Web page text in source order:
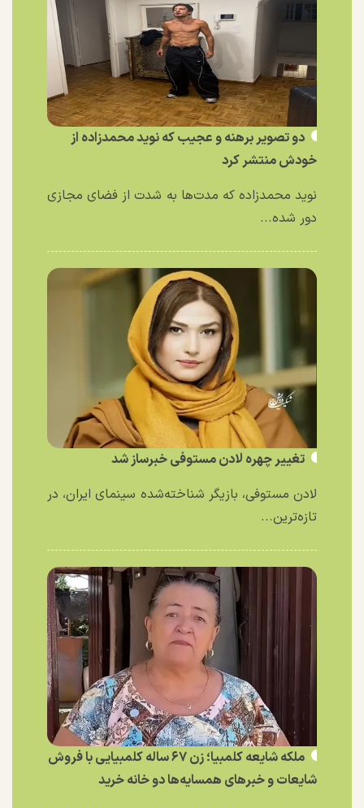
دو تصویر برهنه و عجیب که نوید محمدزاده از
خودش منتشر کرد
نوید محمدزاده که مدت‌ها به شدت از فضای مجازی
دور شده...
تغییر چهره لادن مستوفی خبرساز شد
لادن مستوفی، بازیگر شناخته‌شده سینمای ایران، در
تازه‌ترین...
ملکه شایعه کلمبیا؛ زن ۶۷ ساله کلمبیایی با فروش
شایعات و خبر‌های همسایه‌ها دو خانه خرید